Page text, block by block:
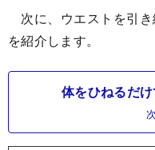
次に、ウエストを引き
を紹介します。
体をひねるだ